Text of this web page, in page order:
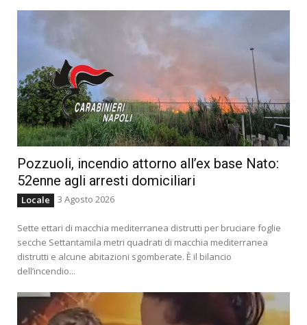
Pozzuoli, incendio attorno all’ex base Nato:
52enne agli arresti domiciliari
Locale 3 Agosto 2026
Sette ettari di macchia mediterranea distrutti per bruciare foglie
secche Settantamila metri quadrati di macchia mediterranea
distrutti e alcune abitazioni sgomberate. È il bilancio
dell’incendio...